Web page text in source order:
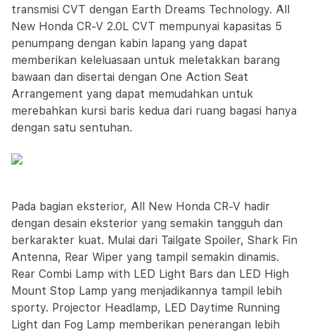
transmisi CVT dengan Earth Dreams Technology. All
New Honda CR-V 2.0L CVT mempunyai kapasitas 5
penumpang dengan kabin lapang yang dapat
memberikan keleluasaan untuk meletakkan barang
bawaan dan disertai dengan One Action Seat
Arrangement yang dapat memudahkan untuk
merebahkan kursi baris kedua dari ruang bagasi hanya
dengan satu sentuhan.
Pada bagian eksterior, All New Honda CR-V hadir
dengan desain eksterior yang semakin tangguh dan
berkarakter kuat. Mulai dari Tailgate Spoiler, Shark Fin
Antenna, Rear Wiper yang tampil semakin dinamis.
Rear Combi Lamp with LED Light Bars dan LED High
Mount Stop Lamp yang menjadikannya tampil lebih
sporty. Projector Headlamp, LED Daytime Running
Light dan Fog Lamp memberikan penerangan lebih